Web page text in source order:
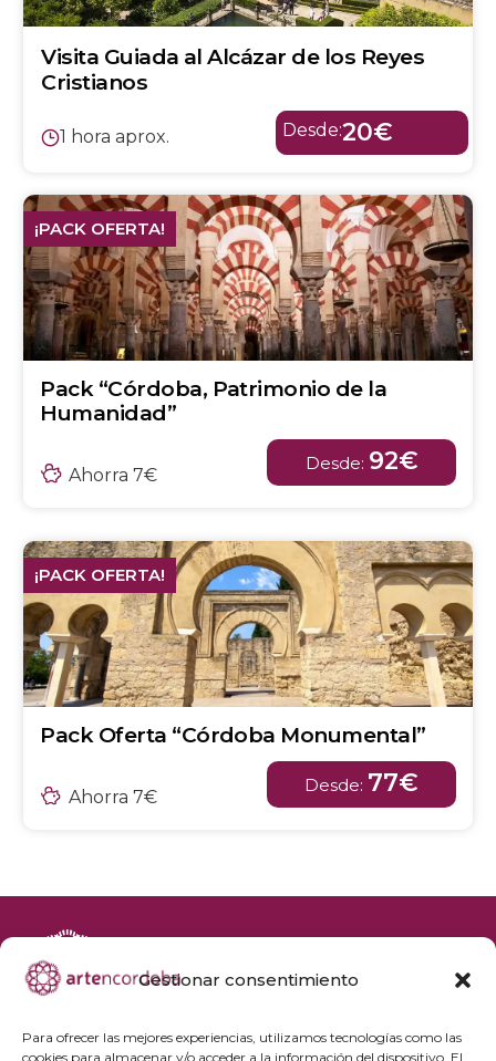
Gestionar consentimiento
Para ofrecer las mejores experiencias, utilizamos tecnologías como las
cookies para almacenar y/o acceder a la información del dispositivo. El
Visita Guiada al Alcázar de los Reyes
Cristianos
1 hora aprox. Desde:20€
¡PACK OFERTA!
Pack “Córdoba, Patrimonio de la
Humanidad”
Ahorra 7€
Desde: 92€
¡PACK OFERTA!
Pack Oferta “Córdoba Monumental”
Ahorra 7€
Desde: 77€